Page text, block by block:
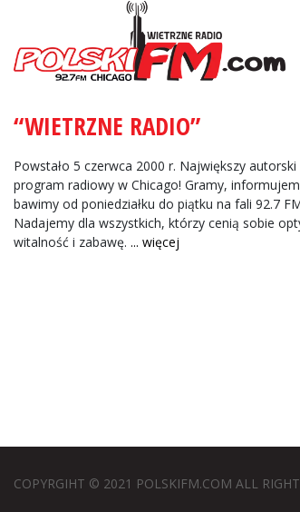
“WIETRZNE RADIO”
Powstało 5 czerwca 2000 r. Największy autorski
program radiowy w Chicago! Gramy,
bawimy od poniedziałku do piątku na fali 92.7
Nadajemy dla wszystkich, którzy cenią sobie
witalność i zabawę. ... więcej
Sport Polonijny
Informacje
COPYRGIHT © 2021 POLSKIFM.COM ALL RIGHT